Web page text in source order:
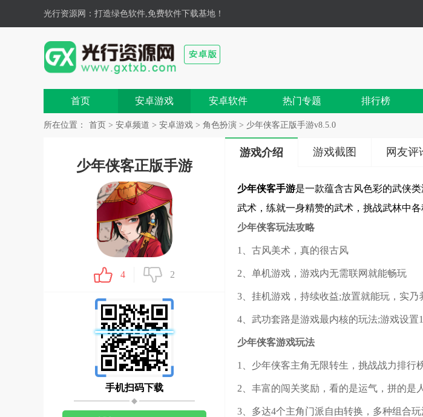
光行资源网 ：打造绿色软件,免费软件下载基地！
首页 安卓游戏 安卓软件 热门专题 排行榜
所在位置： 首页 > 安卓频道 > 安卓游戏 > 角色扮演 > 少年侠客正版手游v8.5.0
少年侠客正版手游
4 2
手机扫码下载
游戏介绍 游戏截图 网友评
少年侠客手游是一款蕴含古风色彩的武侠
武术，练就一身精赞的武术，挑战武林中
少年侠客玩法攻略
1、古风美术，真的很古风
2、单机游戏，游戏内无需联网就能畅玩
3、挂机游戏，持续收益;放置就能玩，实乃
4、武功套路是游戏最内核的玩法;游戏设
少年侠客游戏玩法
1、少年侠客主角无限转生，挑战战力排行
2、丰富的闯关奖励，看的是运气，拼的是
3、多达4个主角门派自由转换，多种组合